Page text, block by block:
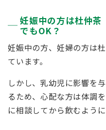
妊娠中の方は杜仲茶
でもOK？
妊娠中の方、妊婦の方は
ています。
しかし、乳幼児に影響を
るため、心配な方は体調
に相談してから飲むように